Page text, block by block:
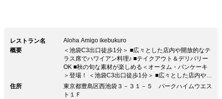
レストラン名
Aloha Amigo ikebukuro
概要
＜池袋C3出口徒歩1分＞ ■広々とした店内や開放的なテ
ラス席でハワイアン料理♪ ■テイクアウト＆デリバリー
OK ■秋の旬な素材が楽しめる＜オータム・パンケーキ
＞登場！ ＜池袋C3出口徒歩1分＞ ■広々とした店内や開
放的なテラス席でハワイアン料理♪ ■テイクアウト＆デ
リバリーOK ■秋の旬な素材が楽しめる＜オータム・パ
住所
東京都豊島区西池袋３－３１－５ パークハイムウエス
ト１Ｆ